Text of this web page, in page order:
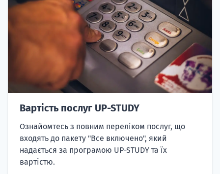
Вартість послуг UP-STUDY
Ознайомтесь з повним переліком послуг, що
входять до пакету "Все включено", який
надається за програмою UP-STUDY та їх
вартістю.